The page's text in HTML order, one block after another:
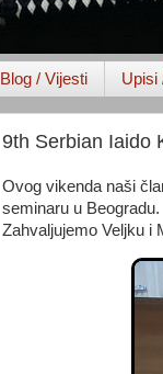
Blog / Vijesti Upisi
9th Serbian Iaido
Ovog vikenda naši
seminaru u Beogradu.
Zahvaljujemo Veljku i